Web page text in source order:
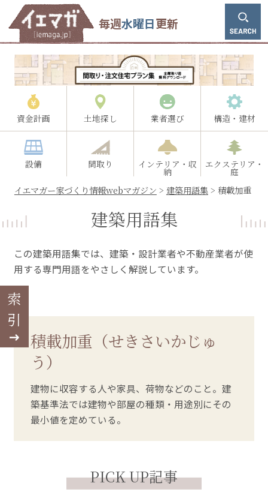
毎週水曜日更新
資金計画 土地探し 業者選び 構造・建材
設備 間取り インテリア・収
納
エクステリア・
庭
イエマガー家づくり情報webマガジン > 建築用語集> 積載加重
索引
建築用語集
この建築用語集では、建築・設計業者や不動産業者が使
用する専門用語をやさしく解説しています。
積載加重（せきさいかじゅ
う）
建物に収容する人や家具、荷物などのこと。建
築基準法では建物や部屋の種類・用途別にその
最小値を定めている。
PICK UP記事